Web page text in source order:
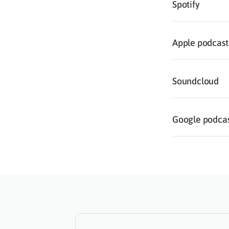
Spotify
Apple podcast
Soundcloud
Google